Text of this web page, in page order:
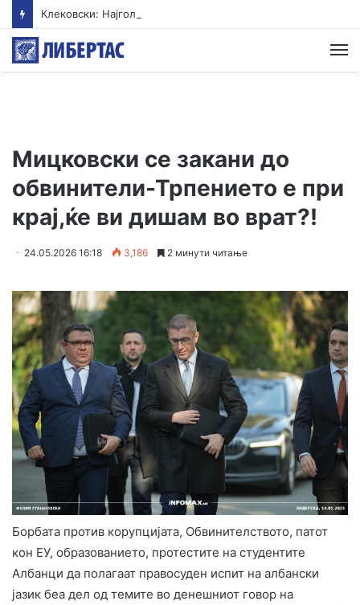
Мицковски се закани до
обвинители-Трпението е при
крај,ќе ви дишам во врат?!
24.05.2026 16:18 3,186 2 минути читање
Борбата против корупцијата, Обвинителството, патот
кон ЕУ, образованието, протестите на студентите
Албанци да полагаат правосуден испит на албански
јазик беа дел од темите во денешниот говор на